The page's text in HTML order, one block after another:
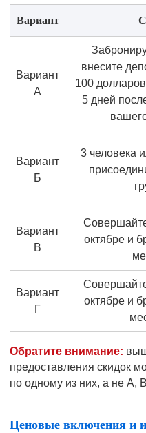
Вариант
Вариант
А
внесите
100
5 дней
Вариант
Б
3 человека
Вариант
В
октябре и
Вариант
Г
октябре и
Обратите внимание:
предоставления скидок
по одному из них, а не A,
Ценовые включения и